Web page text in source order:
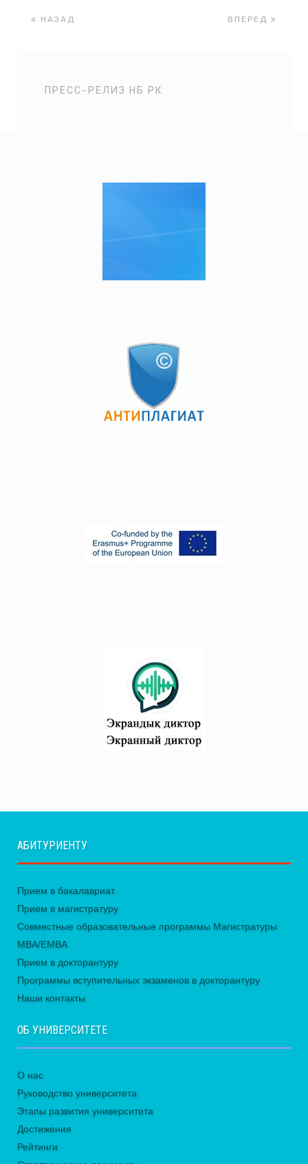
НАЗАД ВПЕРЕД
ПРЕСС-РЕЛИЗ НБ РК
АБИТУРИЕНТУ
Прием в бакалавриат
Прием в магистратуру
Совместные образовательные программы Магистратуры
MBA/EMBA
Прием в докторантуру
Программы вступительных экзаменов в докторантуру
Наши контакты
ОБ УНИВЕРСИТЕТЕ
О нас
Руководство университета
Этапы развития университета
Достижения
Рейтинги